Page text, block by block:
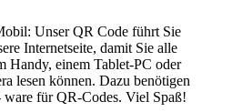
Unser QR Code führt Sie
Internetseite, damit Sie alle
Handy, einem Tablet-PC oder
lesen können. Dazu benötigen
ware für QR-Codes. Viel Spaß!